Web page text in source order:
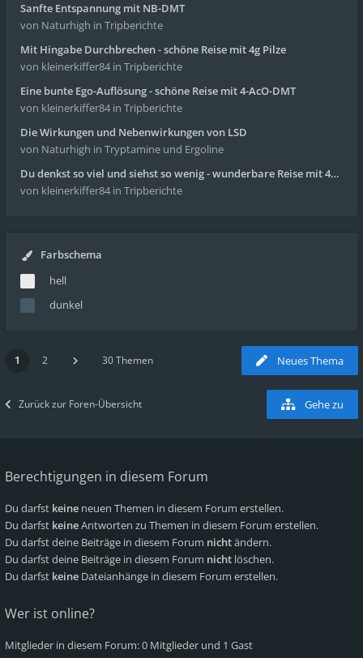
Sanfte Entspannung mit NB-DMT
von Naturhigh in Tripberichte
Mit Hingabe Durchbrechen - schöne Reise mit 4g Pilze
von kleinerkiffer84 in Tripberichte
Eine bunte Ego-Auflösung - schöne Reise mit 4-AcO-DMT
von kleinerkiffer84 in Tripberichte
Die Wirkungen und Nebenwirkungen von LSD
von Naturhigh in Tryptamine und Ergoline
Du denkst so viel und siehst so wenig - wunderbare Reise mit 4g Pilze
von kleinerkiffer84 in Tripberichte
Farbschema
hell
dunkel
Neues Thema
1 2 30 Themen
Zurück zur Foren-Übersicht Gehe zu
Berechtigungen in diesem Forum
Du darfst keine neuen Themen in diesem Forum erstellen.
Du darfst keineAntworten zu Themen in diesem Forum erstellen.
Du darfst deine Beiträge in diesem Forum nichtändern.
Du darfst deine Beiträge in diesem Forum nicht löschen.
Du darfst keine Dateianhänge in diesem Forum erstellen.
Wer ist online?
Mitglieder in diesem Forum: 0 Mitglieder und 1 Gast